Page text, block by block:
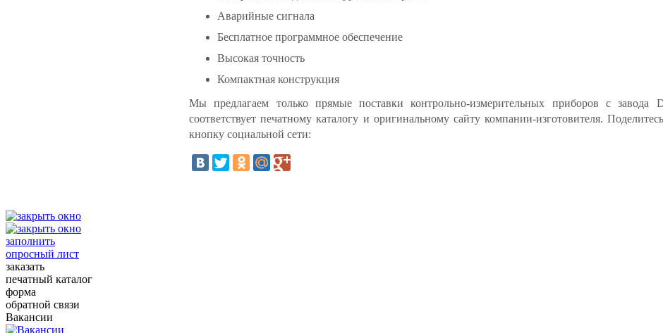
Аварийные сигнала
Бесплатное программное обеспечение
Высокая точность
Компактная конструкция
Мы предлагаем только прямые поставки контрольно-измерительных приборов с
соответствует печатному каталогу и оригинальному сайту компании-изготовителя.
кнопку социальной сети:
заполнить
опросный лист
заказать
печатный каталог
форма
обратной связи
Вакансии